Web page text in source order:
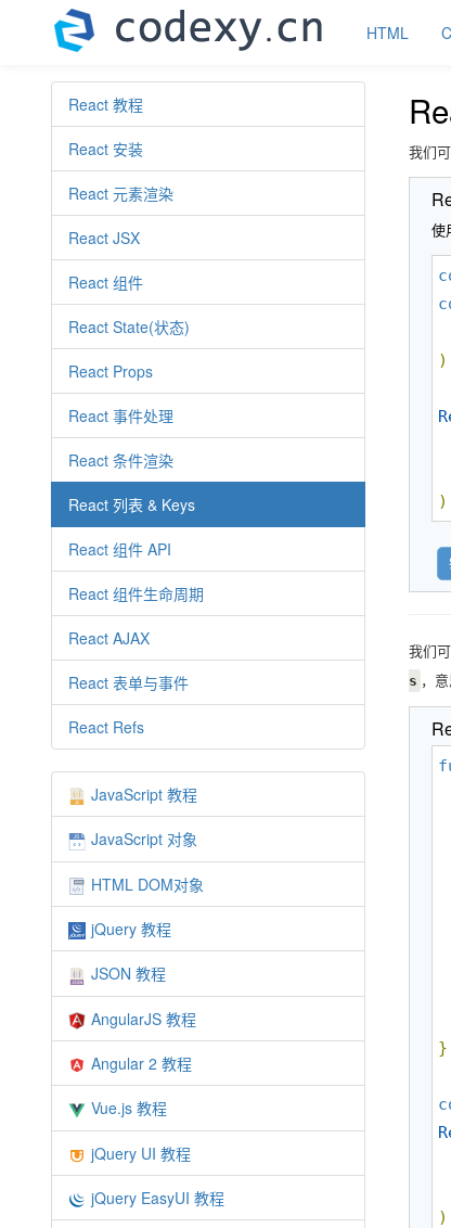
HTML
React 教程
React 安装
React 元素渲染
React JSX
React 组件
React State(状态)
React Props
React 事件处理
React 条件渲染
React 列表 & Keys
React 组件 API
React 组件生命周期
React AJAX
React 表单与事件
React Refs
JavaScript 教程
JavaScript 对象
HTML DOM对象
jQuery 教程
JSON 教程
AngularJS 教程
Angular 2 教程
Vue.js 教程
jQuery UI 教程
jQuery EasyUI 教程
我们
使
)
)
我们
s ，
}
)